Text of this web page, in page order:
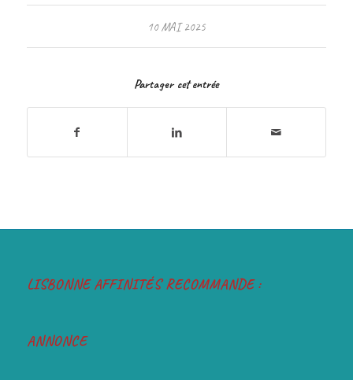
10 MAI 2025
Partager cet entrée
LISBONNE AFFINITÉS RECOMMANDE :
ANNONCE